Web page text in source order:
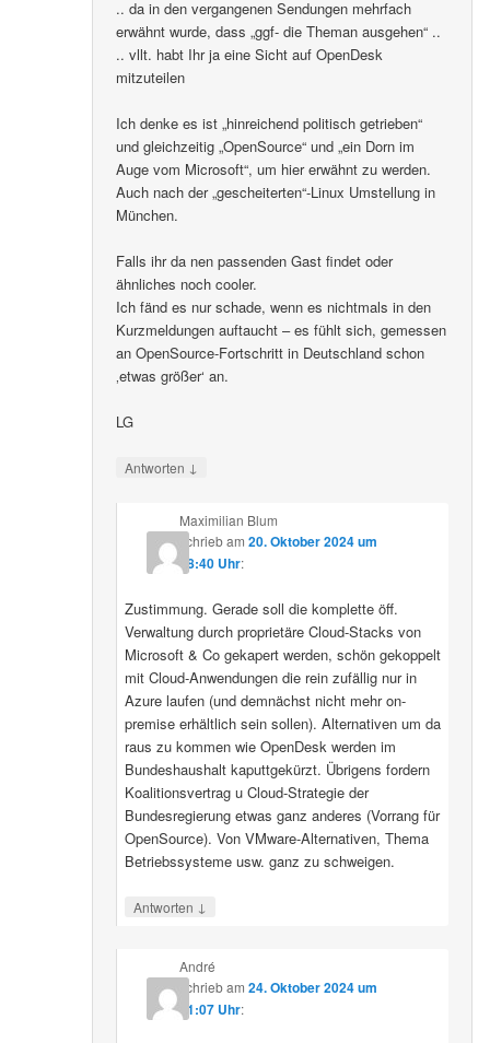
.. da in den vergangenen Sendungen mehrfach
erwähnt wurde, dass „ggf- die Theman ausgehen“ ..
.. vllt. habt Ihr ja eine Sicht auf OpenDesk
mitzuteilen
Ich denke es ist „hinreichend politisch getrieben“
und gleichzeitig „OpenSource“ und „ein Dorn im
Auge vom Microsoft“, um hier erwähnt zu werden.
Auch nach der „gescheiterten“-Linux Umstellung in
München.
Falls ihr da nen passenden Gast findet oder
ähnliches noch cooler.
Ich fänd es nur schade, wenn es nichtmals in den
Kurzmeldungen auftaucht – es fühlt sich, gemessen
an OpenSource-Fortschritt in Deutschland schon
‚etwas größer‘ an.
LG
Antworten ↓
Maximilian Blum
schriebam 20. Oktober 2024 um
08:40 Uhr:
Zustimmung. Gerade soll die komplette öff.
Verwaltung durch proprietäre Cloud-Stacks von
Microsoft & Co gekapert werden, schön gekoppelt
mit Cloud-Anwendungen die rein zufällig nur in
Azure laufen (und demnächst nicht mehr on-
premise erhältlich sein sollen). Alternativen um da
raus zu kommen wie OpenDesk werden im
Bundeshaushalt kaputtgekürzt. Übrigens fordern
Koalitionsvertrag u Cloud-Strategie der
Bundesregierung etwas ganz anderes (Vorrang für
OpenSource). Von VMware-Alternativen, Thema
Betriebssysteme usw. ganz zu schweigen.
Antworten ↓
André
schriebam 24. Oktober 2024 um
11:07 Uhr: